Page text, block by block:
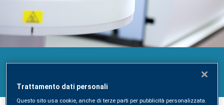
Farmaci e Droghe
Trattamento dati personali
Questo sito usa cookie, anche di terze parti per pubblicità personalizzata.